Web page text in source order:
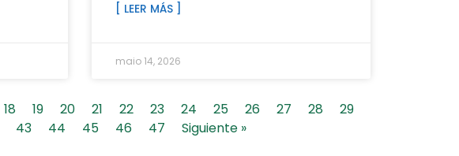
[ LEER MÁS ]
maio 14, 2026
18 19 20 21 22 23 24 25 26 27 28
29
43 44 45 46 47 Siguiente »